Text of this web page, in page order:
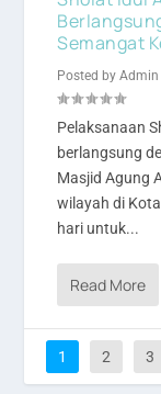
Semangat
Posted byAdmin
Pelaksanaan
berlangsung
Masjid Agung
wilayah di
hari untuk...
Read More
1 2 3